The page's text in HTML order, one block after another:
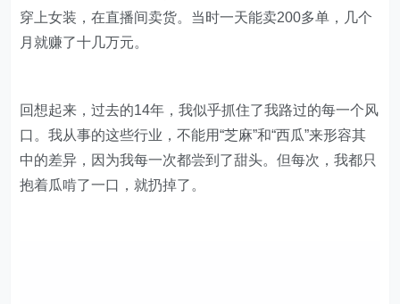
正在打包大金链子
于是我离开华强北，卖了三年大金链子。在老家买了车，
买了房，还攒了近100万元的存款。